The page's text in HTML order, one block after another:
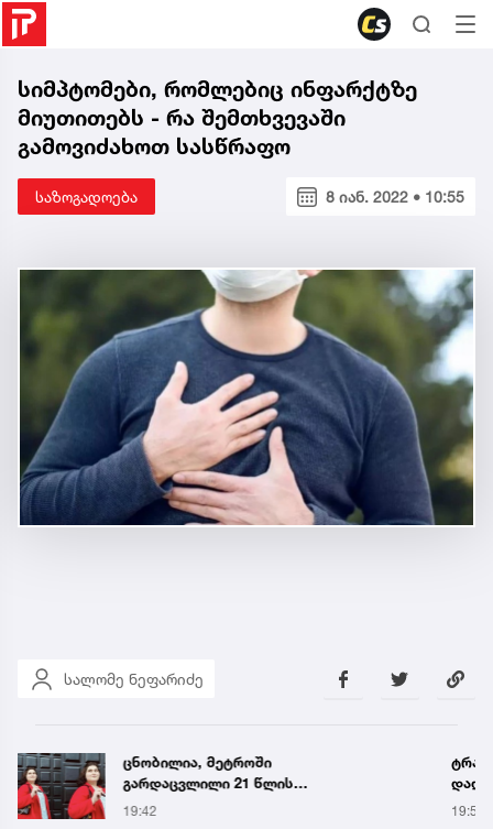
სიმპტომები, რომლებიც ინფარქტზე
მიუთითებს - რა შემთხვევაში
გამოვიძახოთ სასწრაფო
საზოგადოება 8 იან. 2022 • 10:55
სალომე ნეფარიძე
ცნობილია, მეტროში
გარდაცვლილი 21 წლის
მარიამ ტყემალაძის
19:42 19:58